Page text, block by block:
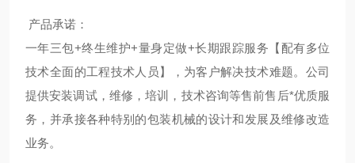
产品承诺：
一年三包+终生维护+量身定做+长期跟踪服务【配有多位
技术全面的工程技术人员】，为客户解决技术难题。公司
提供安装调试，维修，培训，技术咨询等售前售后*优质服
务，并承接各种特别的包装机械的设计和发展及维修改造
业务。